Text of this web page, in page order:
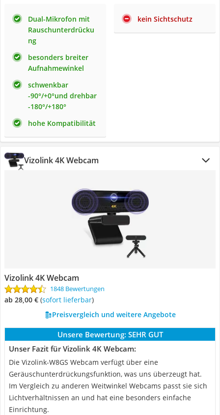
Dual-Mikrofon mit
Rauschunterdrücku
ng
besonders breiter
Aufnahmewinkel
schwenkbar
-90°/+0°und drehbar
-180°/+180°
hohe Kompatibilität
kein Sichtschutz
Vizolink 4K Webcam
Vizolink 4K Webcam
1848 Bewertungen
ab 28,00 € ( Sofort lieferbar)
Preisvergleich und weitere Angebote
Unsere Bewertung: SEHR GUT
Unser Fazit für Vizolink 4K Webcam:
Die Vizolink-W8GS Webcam verfügt über eine
Geräuschunterdrückungsfunktion, was uns überzeugt hat.
Im Vergleich zu anderen Weitwinkel Webcams passt sie sich
Lichtverhältnissen an und hat eine besonders einfache
Einrichtung.